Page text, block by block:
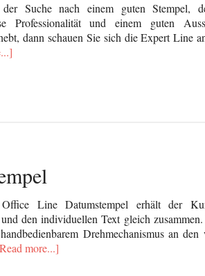
Suche nach einem guten Stempel,
Professionalität und einem guten
dann schauen Sie sich die Expert Line
Line Datumstempel erhält der
den individuellen Text gleich
Drehmechanismus an den
more...]